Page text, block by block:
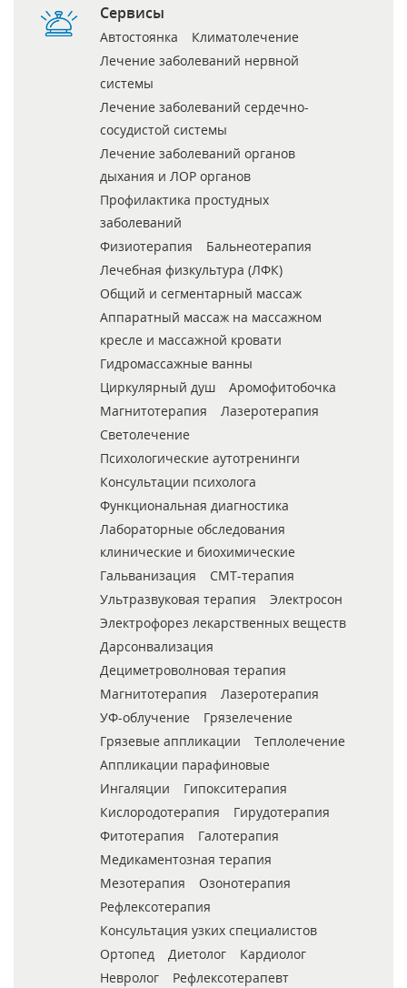
Сервисы
Автостоянка
Климатолечение
Лечение заболеваний нервной
системы
Лечение заболеваний сердечно-
сосудистой системы
Лечение заболеваний органов
дыхания и ЛОР органов
Профилактика простудных
заболеваний
Физиотерапия
Бальнеотерапия
Лечебная физкультура (ЛФК)
Общий и сегментарный массаж
Аппаратный массаж на массажном
кресле и массажной кровати
Гидромассажные ванны
Циркулярный душ
Аромофитобочка
Магнитотерапия
Лазеротерапия
Светолечение
Психологические аутотренинги
Консультации психолога
Функциональная диагностика
Лабораторные обследования
клинические и биохимические
Гальванизация
СМТ-терапия
Ультразвуковая терапия
Электросон
Электрофорез лекарственных веществ
Дарсонвализация
Дециметроволновая терапия
Магнитотерапия
Лазеротерапия
УФ-облучение
Грязелечение
Грязевые аппликации
Теплолечение
Аппликации парафиновые
Ингаляции
Гипокситерапия
Кислородотерапия
Гирудотерапия
Фитотерапия
Галотерапия
Медикаментозная терапия
Мезотерапия
Озонотерапия
Рефлексотерапия
Консультация узких специалистов
Ортопед
Диетолог
Кардиолог
Невролог
Рефлексотерапевт